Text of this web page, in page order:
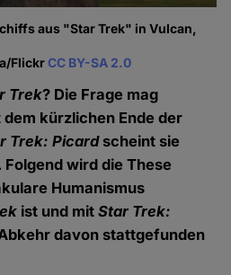
aus "Star Trek" in Vulcan,
FlickrCC BY-SA 2.0
Trek? Die Frage mag
kürzlichen Ende der
Trek: Picardscheint sie
wird die These
Humanismus
ist und mitStar Trek:
davon stattgefunden